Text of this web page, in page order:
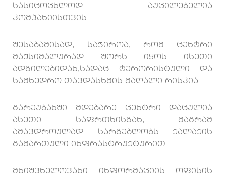
სასიცოცხლოდ აუცილებელია
კომპანიისთვის.
შესაბამისად, საჭიროა, რომ ცენტრი
მაქსიმალურად შორს იყოს ისეთი
ადგილებიდან,სადაც ტერორისტული და
სამხედრო თავდასხმის მაღალი რისკია.
გარეუბანში მდებარე ცენტრი დაცულია
ასეთი საფრთხისგან, მაგრამ
ამავდროულად სარგებლობს ქალაქის
გამართული ინფრასტრუქტურით.
მნიშვნელოვანი ინფორმაციის ოფისის